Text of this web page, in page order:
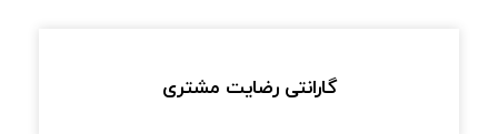
گارانتی رضایت مشتری